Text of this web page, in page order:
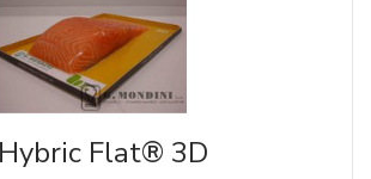
Hybric Flat® 3D